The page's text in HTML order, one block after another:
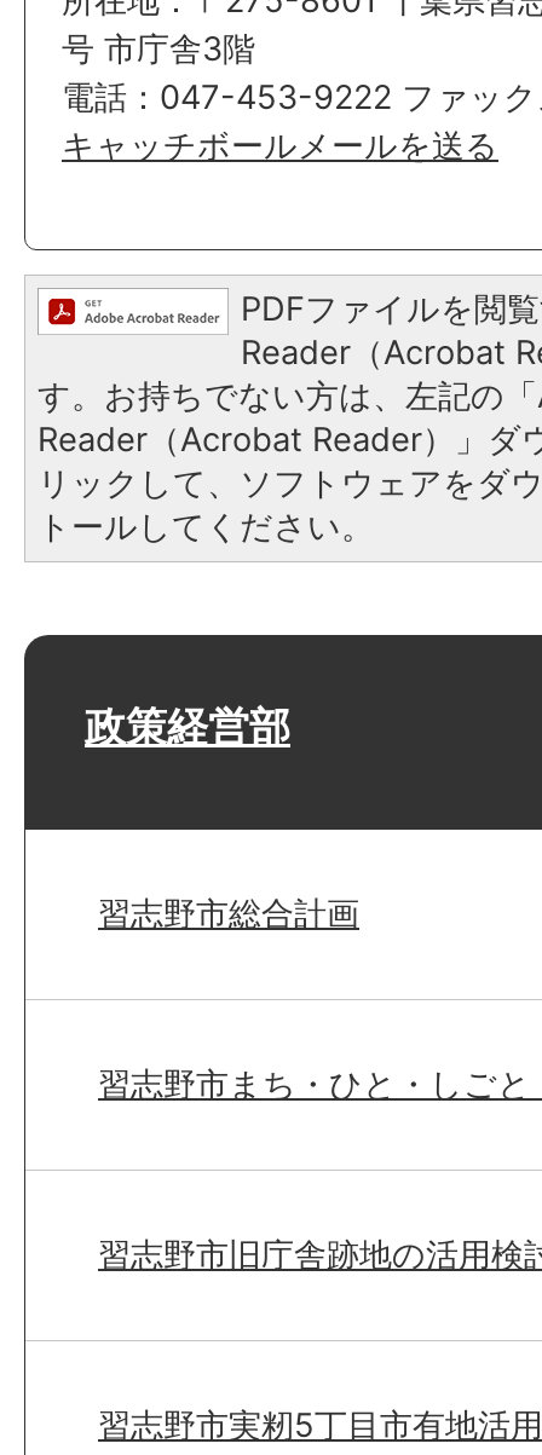
号 市庁舎3階
電話：047-453-9222 ファッ
キャッチボールメールを送る
PDFファイルを閲
Reader（Acrobat
す。お持ちでない方は、左記の
Reader（Acrobat Reader）」ダ
リックして、ソフトウェアをダ
トールしてください。
政策経営部
習志野市総合計画
習志野市まち・ひと・しごと
習志野市旧庁舎跡地の活用検
習志野市実籾5丁目市有地活